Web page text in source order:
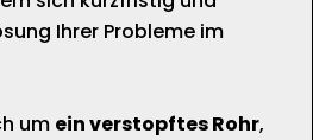
Ihrer Probleme im
um ein verstopftes Rohr,